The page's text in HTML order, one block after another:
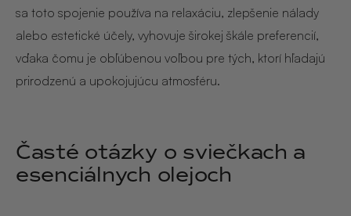
sa toto spojenie používa na relaxáciu, zlepšenie nálady
alebo estetické účely, vyhovuje širokej škále preferencií,
vďaka čomu je obľúbenou voľbou pre tých, ktorí hľadajú
prirodzenú a upokojujúcu atmosféru.
Časté otázky o sviečkach a
esenciálnych olejoch